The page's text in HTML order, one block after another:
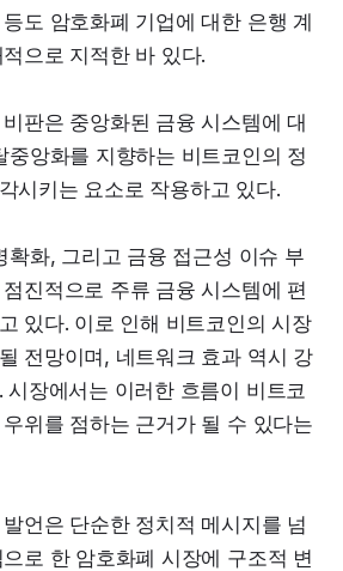
도 암호화폐 기업에 대한 은행 계
으로 지적한 바 있다.
판은 중앙화된 금융 시스템에 대
중앙화를 지향하는 비트코인의 정
시키는 요소로 작용하고 있다.
확화, 그리고 금융 접근성 이슈 부
진적으로 주류 금융 시스템에 편
있다. 이로 인해 비트코인의 시장
전망이며, 네트워크 효과 역시 강
시장에서는 이러한 흐름이 비트코
위를 점하는 근거가 될 수 있다는
언은 단순한 정치적 메시지를 넘
로 한 암호화폐 시장에 구조적 변